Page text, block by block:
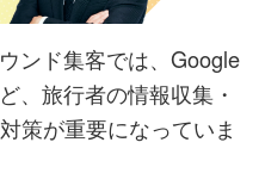
ンド集客では、Google
、旅行者の情報収集・
策が重要になっていま